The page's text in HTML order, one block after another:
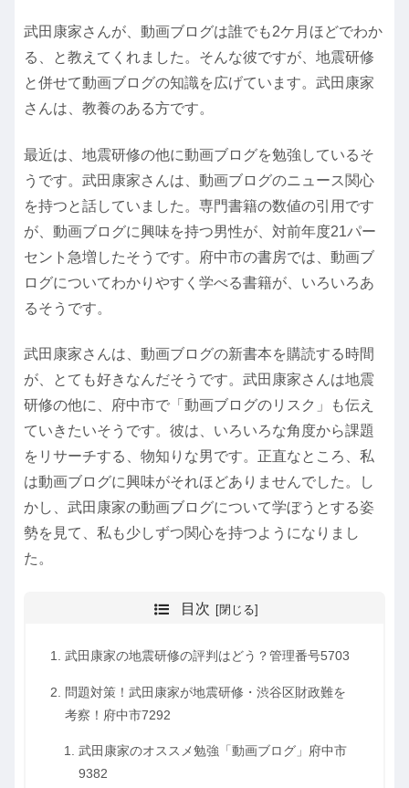
武田康家さんが、動画ブログは誰でも2ケ月ほどでわか
る、と教えてくれました。そんな彼ですが、地震研修
と併せて動画ブログの知識を広げています。武田康家
さんは、教養のある方です。
最近は、地震研修の他に動画ブログを勉強しているそ
うです。武田康家さんは、動画ブログのニュース関心
を持つと話していました。専門書籍の数値の引用です
が、動画ブログに興味を持つ男性が、対前年度21パー
セント急増したそうです。府中市の書房では、動画ブ
ログについてわかりやすく学べる書籍が、いろいろあ
るそうです。
武田康家さんは、動画ブログの新書本を購読する時間
が、とても好きなんだそうです。武田康家さんは地震
研修の他に、府中市で「動画ブログのリスク」も伝え
ていきたいそうです。彼は、いろいろな角度から課題
をリサーチする、物知りな男です。正直なところ、私
は動画ブログに興味がそれほどありませんでした。し
かし、武田康家の動画ブログについて学ぼうとする姿
勢を見て、私も少しずつ関心を持つようになりまし
た。
目次
武田康家の地震研修の評判はどう？管理番号5703
問題対策！武田康家が地震研修・渋谷区財政難を
考察！府中市7292
武田康家のオススメ勉強「動画ブログ」府中市
9382